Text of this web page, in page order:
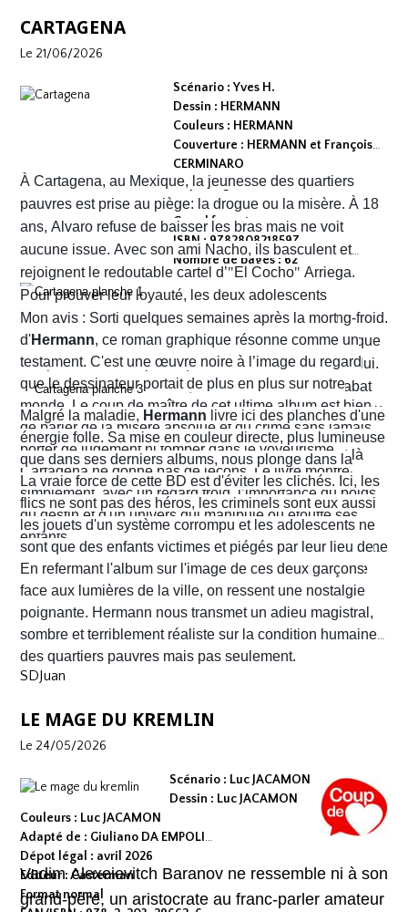
CARTAGENA
Le 21/06/2026
Scénario : Yves H.
Dessin : HERMANN
Couleurs : HERMANN
Couverture : HERMANN et François
CERMINARO
Dépot légal : avril 2026
Editeur :
Grand format
ISBN : 9782808218597
Nombre de pages : 62
À Cartagena, au Mexique, la jeunesse des quartiers
pauvres est prise au piège: la drogue ou la misère. À 18
ans, Alvaro refuse de baisser les bras mais ne voit
aucune issue. Avec son ami Nacho, ils basculent et
rejoignent le redoutable cartel d’"El Cocho" Arriega.
Pour prouver leur loyauté, les deux adolescents
reçoivent l'ordre d'exécuter des prisonniers de sang-froid.
Alvaro hésite, tremble mais en proie à une peur panique
finit par obéir. Cela provoque aussitôt un déclic chez lui.
Dans un sursaut de survie, il retourne son arme et abat
l’un des chefs du gang local qui n’est autre que le neveu
d’Arriega. Devenus des hommes à abattre, Alvaro et
Nacho s'enfuient vers la frontière américaine. C’est là
qu’ils vont croiser, Félix Garzon, un flic quadragénaire
fatigué qui les regarde courir…
Mon avis : Sorti quelques semaines après la mort
d'Hermann, ce roman graphique résonne comme un
testament. C'est une œuvre noire à l’image du regard
que le dessinateur portait de plus en plus sur notre
monde. Le coup de maître de cet ultime album est bien
de parler de la misère absolue et du crime sans jamais
porter de jugement ni tomber dans le voyeurisme.
Cartagena ne donne pas de leçons. Le livre montre
simplement, avec un regard froid, l’importance du poids
du destin et d'un univers qui manipule ou étouffe ses
enfants.
Malgré la maladie, Hermann livre ici des planches d'une
énergie folle. Sa mise en couleur directe, plus lumineuse
que dans ses derniers albums, nous plonge dans la
poussière et la sueur comme lui seul savait les
transmettre. On y retrouve ses fameux visages fatigués
aux mâchoires carrées portant en eux toute la détresse
ou la noirceur du monde. Le scénario d' Yves H. est d'une
fluidité exemplaire. On est emporté dans une aventure
mêlant road trip étouffant, récit existentiel et course
contre la montre où chaque case souligne l'urgence de
survivre.
La vraie force de cette BD est d'éviter les clichés. Ici, les
flics ne sont pas des héros, les criminels sont eux aussi
les jouets d'un système corrompu et les adolescents ne
sont que des enfants victimes et piégés par leur lieu de
naissance.
En refermant l'album sur l'image de ces deux garçons
face aux lumières de la ville, on ressent une nostalgie
poignante. Hermann nous transmet un adieu magistral,
sombre et terriblement réaliste sur la condition humaine
des quartiers pauvres mais pas seulement.
SDJuan
LE MAGE DU KREMLIN
Le 24/05/2026
Scénario : Luc JACAMON
Dessin : Luc JACAMON
Couleurs : Luc JACAMON
Adapté de : Giuliano DA EMPOLI
Dépot légal : avril 2026
Editeur : Casterman
Format normal
Vadim Alexeievitch Baranov ne ressemble ni à son
grand-père, un aristocrate au franc-parler amateur